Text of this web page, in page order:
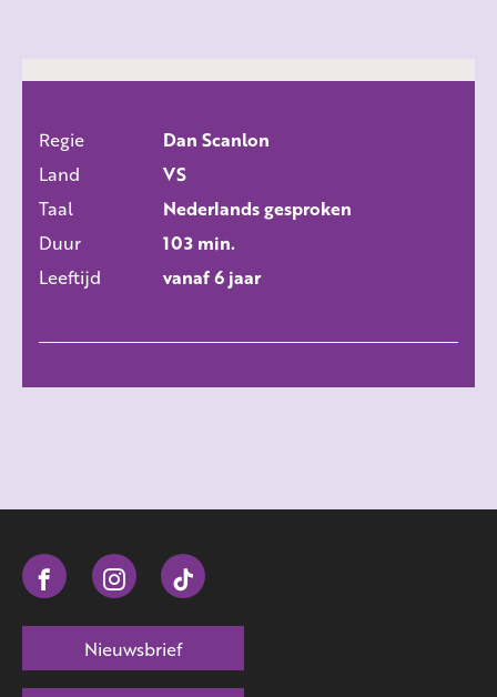
Regie
Dan Scanlon
Land
VS
Taal
Nederlands gesproken
Duur
103 min.
Leeftijd
vanaf 6 jaar
Nieuwsbrief